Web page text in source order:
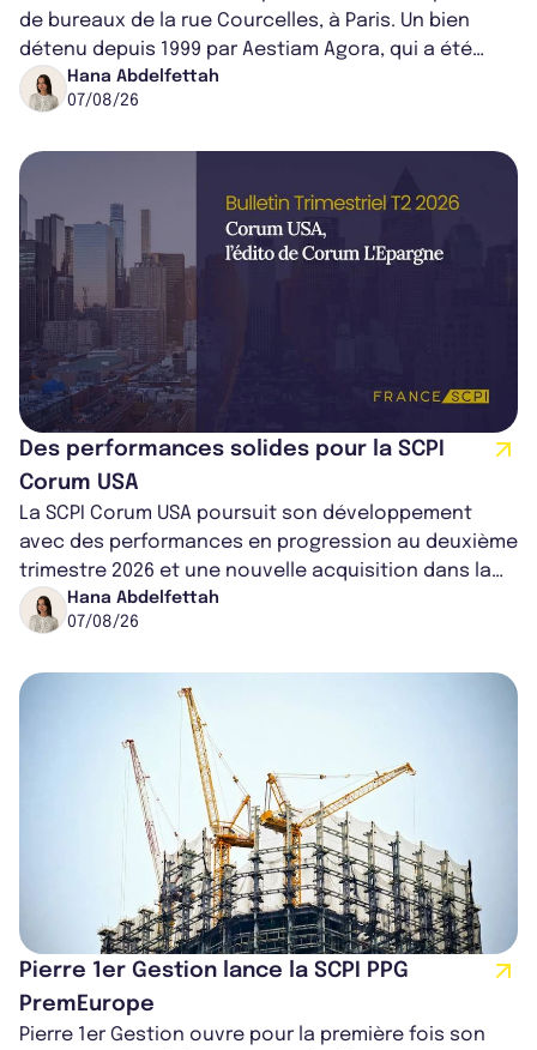
de bureaux de la rue Courcelles, à Paris. Un bien
détenu depuis 1999 par Aestiam Agora, qui a été
cédé avec une plus-value...
Hana Abdelfettah
07/08/26
Des performances solides pour la SCPI
Corum USA
La SCPI Corum USA poursuit son développement
avec des performances en progression au deuxième
trimestre 2026 et une nouvelle acquisition dans la
région de Chicago. Entre hausse de...
Hana Abdelfettah
07/08/26
Pierre 1er Gestion lance la SCPI PPG
PremEurope
Pierre 1er Gestion ouvre pour la première fois son